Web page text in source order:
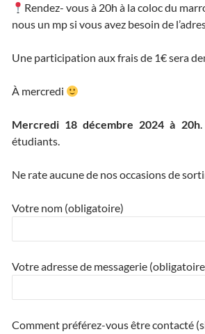
Rendez- vous à 20h à la coloc du
nous un mp si vous avez besoin de
Une participation aux frais de 1€ sera
À mercredi
Mercredi 18 décembre 2024 à 20h
étudiants.
Ne rate aucune de nos occasions de
Votre nom (obligatoire)
Votre adresse de messagerie
Comment préférez-vous être contacté